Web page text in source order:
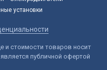
установки
и стоимости товаров носит
публичной офертой